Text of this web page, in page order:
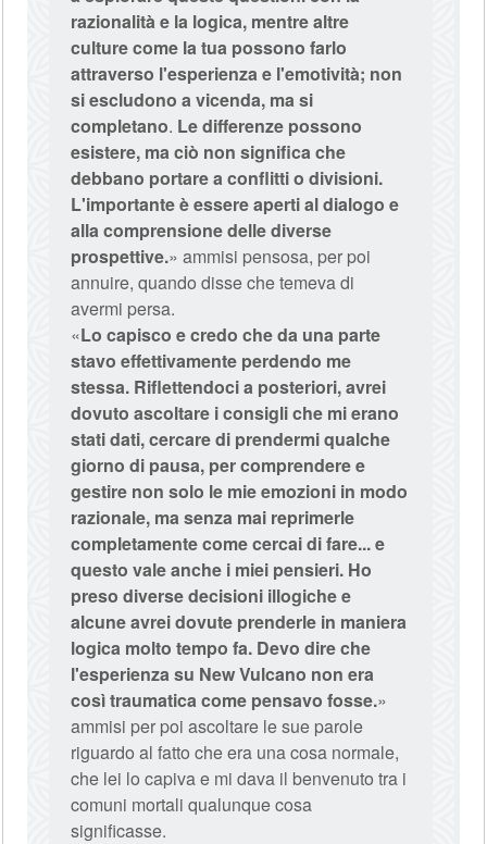
razionalità e la logica, mentre altre
culture come la tua possono farlo
attraverso l'esperienza e l'emotività; non
si escludono a vicenda, ma si
completano. Le differenze possono
esistere, ma ciò non significa che
debbano portare a conflitti o divisioni.
L'importante è essere aperti al dialogo e
alla comprensione delle diverse
prospettive.» ammisi pensosa, per poi
annuire, quando disse che temeva di
avermi persa.
«Lo capisco e credo che da una parte
stavo effettivamente perdendo me
stessa. Riflettendoci a posteriori, avrei
dovuto ascoltare i consigli che mi erano
stati dati, cercare di prendermi qualche
giorno di pausa, per comprendere e
gestire non solo le mie emozioni in modo
razionale, ma senza mai reprimerle
completamente come cercai di fare... e
questo vale anche i miei pensieri. Ho
preso diverse decisioni illogiche e
alcune avrei dovute prenderle in maniera
logica molto tempo fa. Devo dire che
l'esperienza su New Vulcano non era
così traumatica come pensavo fosse.»
ammisi per poi ascoltare le sue parole
riguardo al fatto che era una cosa normale,
che lei lo capiva e mi dava il benvenuto tra i
comuni mortali qualunque cosa
significasse.